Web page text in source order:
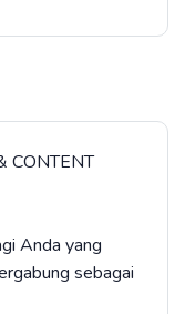
CONTENT
Anda yang
sebagai